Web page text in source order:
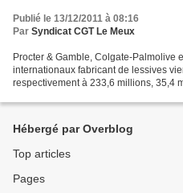
Publié le 13/12/2011 à 08:16
Par Syndicat CGT Le Meux
Procter & Gamble, Colgate-Palmolive
internationaux fabricant de lessives
respectivement à 233,6 millions, 35,4
Hébergé par Overblog
Top articles
Pages